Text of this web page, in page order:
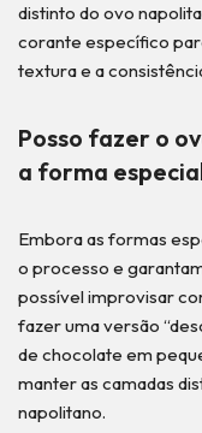
distinto do ovo
corante específico
textura e a
Posso fazer o
a forma
Embora as formas
o processo e
possível improvisar
fazer uma versão
de chocolate em
manter as camadas
napolitano.